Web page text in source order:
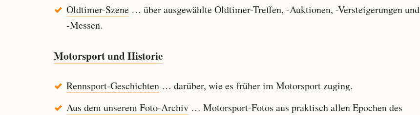
Oldtimer-Szene… über ausgewählte Oldtimer-Treffen, -Auktionen, -Versteigerungen und
-Messen.
Motorsport und Historie
Rennsport-Geschichten… darüber, wie es früher im Motorsport zuging.
Aus dem unserem Foto-Archiv… Motorsport-Fotos aus praktisch allen Epochen des